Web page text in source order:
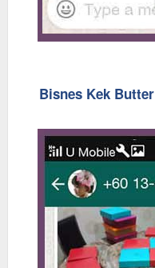
Bisnes Kek